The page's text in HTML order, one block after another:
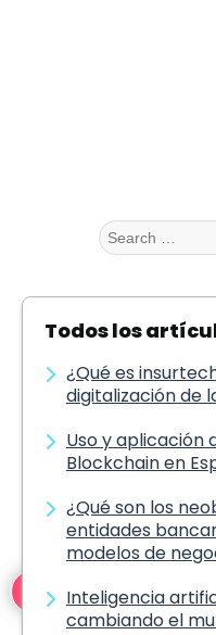
Search
Todos los
¿Qué es
digitalización de
Uso y aplicación
Blockchain en
¿Qué son los
entidades
modelos de
Inteligencia
cambiando el